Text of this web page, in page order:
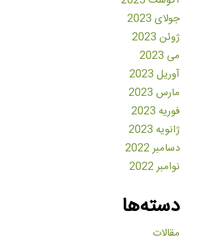
جولای 2023
ژوئن 2023
می 2023
آوریل 2023
مارس 2023
فوریه 2023
ژانویه 2023
دسامبر 2022
نوامبر 2022
دسته‌ها
مقالات